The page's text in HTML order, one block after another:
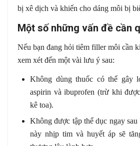
bị xê dịch và khiến cho dáng môi bị
Một số những vấn đề cần
Nếu bạn đang hỏi tiêm filler môi cần
xem xét đến một vài lưu ý sau:
Không dùng thuốc có thể gây
aspirin và ibuprofen (trừ khi
kê toa).
Không được tập thể dục ngay
này nhịp tim và huyết áp sẽ